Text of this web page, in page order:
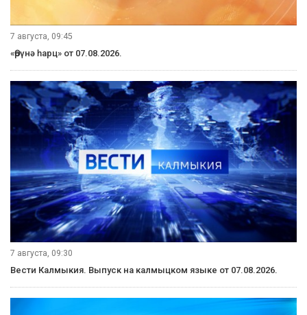
7 августа, 09:45
«Өрүнә һарц» от 07.08.2026.
7 августа, 09:30
Вести Калмыкия. Выпуск на калмыцком языке от 07.08.2026.